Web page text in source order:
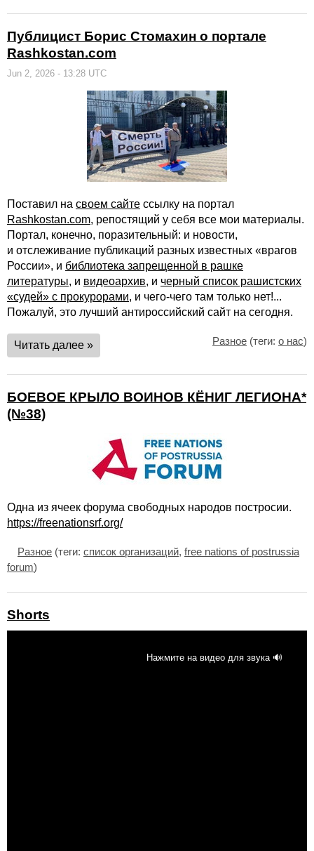
Публицист Борис Стомахин о портале
Rashkostan.com
Jun 2, 2026 - 13:28 UTC
Поставил на своем сайте ссылку на портал
Rashkostan.com, репостящий у себя все мои материалы.
Портал, конечно, поразительный: и новости,
и отслеживание публикаций разных известных «врагов
России», и библиотека запрещенной в рашке
литературы, и видеоархив, и черный список рашистских
«судей» с прокурорами, и чего-чего там только нет!...
Пожалуй, это лучший антироссийский сайт на сегодня.
Читать далее » Разное (теги: о нас)
БОЕВОЕ КРЫЛО ВОИНОВ КЁНИГ ЛЕГИОНА*
(№38)
Одна из ячеек форума свободных народов постросии.
https://freenationsrf.org/
Разное (теги: список организаций, free nations of postrussia
forum)
Shorts
Нажмите на видео для звука 🔊